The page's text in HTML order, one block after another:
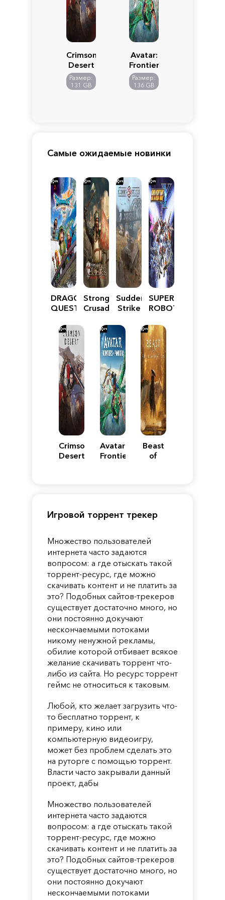
Crimson
Desert
Размер:
131 GB
Avatar:
Frontiers
of
Pandora
Размер:
136 GB
Самые ожидаемые новинки
DRAGON
QUEST
Reimagined
Stronghold
Crusader:
Edition
Sudden
Strike
SUPER
ROBOT
Y
Crimson
Desert
Avatar:
Frontiers
Beast
of
Игровой торрент трекер
Множество пользователей
интернета часто задаются
вопросом: а где отыскать такой
торрент-ресурс, где можно
скачивать контент и не платить за
это? Подобных сайтов-трекеров
существует достаточно много, но
они постоянно докучают
нескончаемыми потоками
никому ненужной рекламы,
обилие которой отбивает всякое
желание скачивать торрент что-
либо из сайта. Но ресурс торрент
геймс не относиться к таковым.
Любой, кто желает загрузить что-
то бесплатно торрент, к
примеру, кино или
компьютерную видеоигру,
может без проблем сделать это
на руторге с помощью торрент.
Власти часто закрывали данный
проект, дабы
Множество пользователей
интернета часто задаются
вопросом: а где отыскать такой
торрент-ресурс, где можно
скачивать контент и не платить за
это? Подобных сайтов-трекеров
существует достаточно много, но
они постоянно докучают
нескончаемыми потоками